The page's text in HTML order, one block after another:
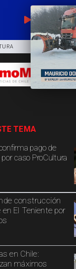
EN VIVO
COMUNIDAD
pago de
caso ProCultura
construcción
El Teniente por
en Chile:
máximos
TEMA